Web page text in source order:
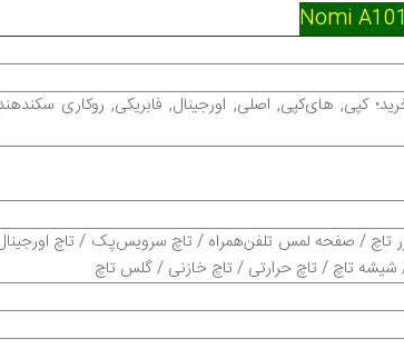
کپی, های‌کپی, اصلی, اورجینال, فابریکی, روکاری
تاچ / صفحه لمس تلفن‌همراه / تاچ سرویس‌پک / تاچ
شیشه تاچ / تاچ حرارتی / تاچ خازنی / گلس تاچ